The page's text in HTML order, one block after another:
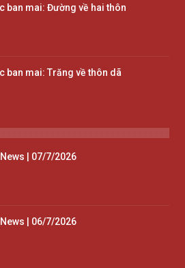
ban mai: Đường về hai thôn
ban mai: Trăng về thôn dã
| 07/7/2026
| 06/7/2026